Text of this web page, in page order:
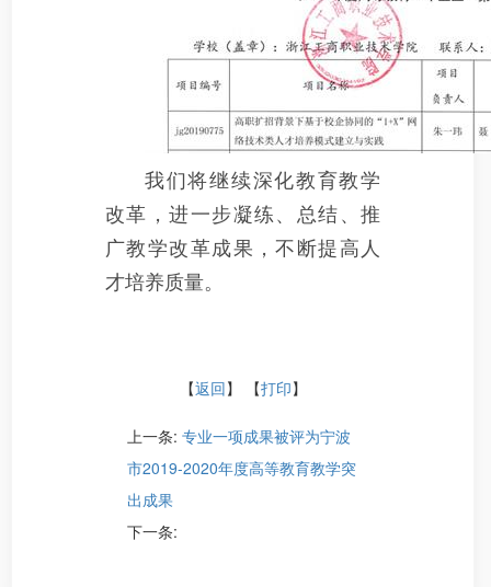
我们将继续深化教育教学
改革，进一步凝练、总结、推
广教学改革成果，不断提高人
才培养质量。
【返回】 【打印】
上一条: 专业一项成果被评为宁波
市2019-2020年度高等教育教学突
出成果
下一条: